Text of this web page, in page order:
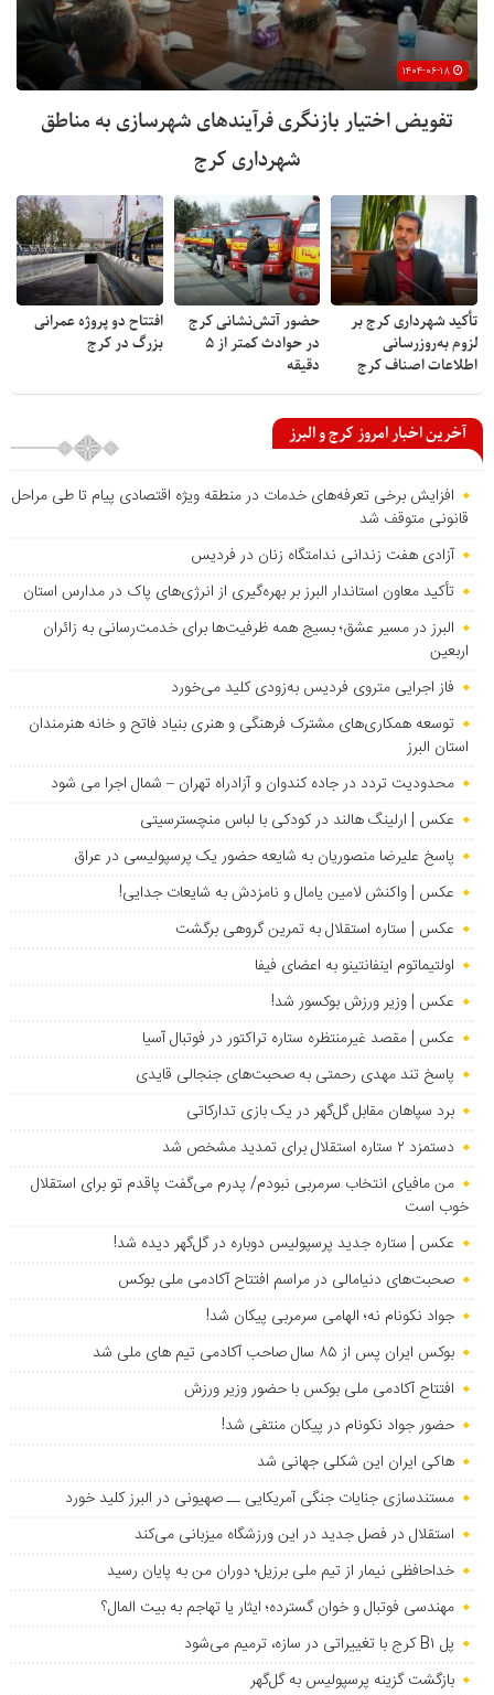
تفویض اختیار بازنگری فرآیندهای شهرسازی به مناطق
شهرداری کرج
تأکید شهرداری کرج بر
لزوم به‌روزرسانی
اطلاعات اصناف کرج
حضور آتش‌نشانی کرج
در حوادث کمتر از ۵
دقیقه
افتتاح دو پروژه عمرانی
بزرگ در کرج
آخرین اخبار امروز کرج و البرز
افزایش برخی تعرفه‌های خدمات در منطقه ویژه اقتصادی پیام تا طی مراحل
قانونی متوقف شد
آزادی هفت زندانی ندامتگاه زنان در فردیس
تأکید معاون استاندار البرز بر بهره‌گیری از انرژی‌های پاک در مدارس استان
البرز در مسیر عشق؛ بسیج همه ظرفیت‌ها برای خدمت‌رسانی به زائران
اربعین
فاز اجرایی متروی فردیس به‌زودی کلید می‌خورد
توسعه همکاری‌های مشترک فرهنگی و هنری بنیاد فاتح و خانه هنرمندان
استان البرز
محدودیت تردد در جاده کندوان و آزادراه تهران – شمال اجرا می شود
عکس | ارلینگ هالند در کودکی با لباس منچسترسیتی
پاسخ علیرضا منصوریان به شایعه حضور یک پرسپولیسی در عراق
عکس | واکنش لامین یامال و نامزدش به شایعات جدایی!
عکس | ستاره استقلال به تمرین گروهی برگشت
اولتیماتوم اینفانتینو به اعضای فیفا
عکس | وزیر ورزش بوکسور شد!
عکس | مقصد غیرمنتظره ستاره تراکتور در فوتبال آسیا
پاسخ تند مهدی رحمتی به صحبت‌های جنجالی قایدی
برد سپاهان مقابل گل‌گهر در یک بازی تدارکاتی
دستمزد ۲ ستاره استقلال برای تمدید مشخص شد
من مافیای انتخاب سرمربی نبودم/ پدرم می‌گفت پاقدم تو برای استقلال
خوب است
عکس | ستاره جدید پرسپولیس دوباره در گل‌گهر دیده شد!
صحبت‌های دنیامالی در مراسم افتتاح آکادمی ملی بوکس
جواد نکونام نه؛ الهامی سرمربی پیکان شد!
بوکس ایران پس از ۸۵ سال صاحب آکادمی تیم های ملی شد
افتتاح آکادمی ملی بوکس با حضور وزیر ورزش
حضور جواد نکونام در پیکان منتفی شد!
هاکی ایران این شکلی جهانی شد
مستندسازی جنایات جنگی آمریکایی ــ صهیونی در البرز کلید خورد
استقلال در فصل جدید در این ورزشگاه میزبانی می‌کند
خداحافظی نیمار از تیم ملی برزیل؛ دوران من به پایان رسید
مهندسی فوتبال و خوان گسترده؛ ایثار یا تهاجم به بیت المال؟
پل B۱ کرج با تغییراتی در سازه، ترمیم می‌شود
بازگشت گزینه پرسپولیس به ‌گل‌گهر